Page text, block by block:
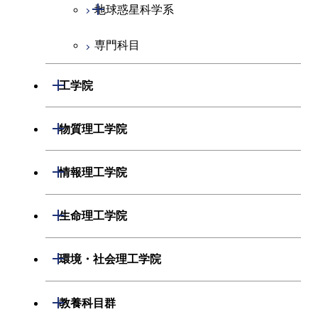
地球惑星科学系
開閉
地球惑星科学コース
専門科目
工学院
開閉
機械系
開閉
エネルギーコース
コース
システム制御コース
コース
電気電子系
開閉
エネルギーコース
情報通信コース
経営工学系
開閉
専門科目
物質理工学院
開閉
材料系
開閉
エネルギーコース
応用化学コース
専門科目
情報理工学院
開閉
数理・計算科学系
開閉
知能情報コース
情報工学コース
専門科目
生命理工学院
開閉
生命理工学系
開閉
環境・社会理工学院
開閉
建築学系
開閉
教養科目群
開閉